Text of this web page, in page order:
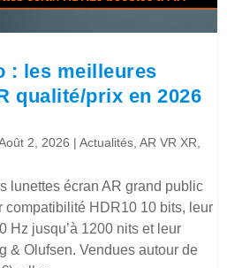
: les meilleures
qualité/prix en 2026
2, 2026 |Actualités ,AR VR XR
lunettes écran AR grand public
compatibilité HDR10 10 bits, leur
Hz jusqu’à 1200 nits et leur
& Olufsen. Vendues autour de